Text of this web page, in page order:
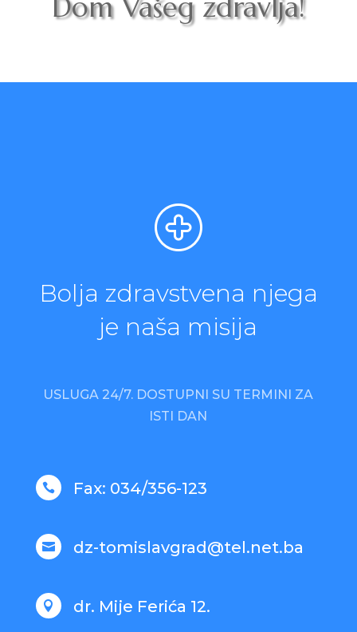
Bolja zdravstvena njega
je naša misija
USLUGA 24/7. DOSTUPNI SU TERMINI ZA
ISTI DAN
 Fax: 034/356-123
 dz-tomislavgrad@tel.net.ba
 dr. Mije Ferića 12.